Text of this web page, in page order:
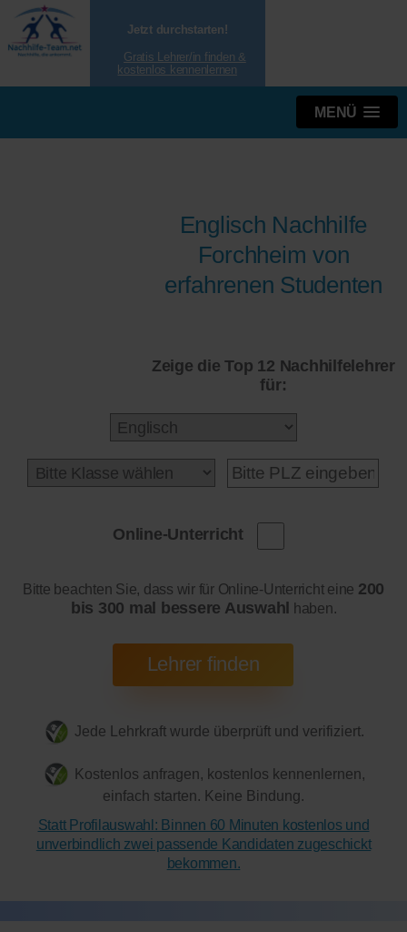
Jetzt durchstarten!
Gratis Lehrer/in finden &
kostenlos kennenlernen
MENÜ
Englisch Nachhilfe
Forchheim von
erfahrenen Studenten
Zeige die Top 12 Nachhilfelehrer
für:
Online-Unterricht
Bitte beachten Sie, dass wir für Online-Unterricht eine 200
bis 300 mal bessere Auswahl haben.
Jede Lehrkraft wurde überprüft und verifiziert.
Kostenlos anfragen, kostenlos kennenlernen,
einfach starten. Keine Bindung.
Statt Profilauswahl: Binnen 60 Minuten kostenlos und
unverbindlich zwei passende Kandidaten zugeschickt
bekommen.